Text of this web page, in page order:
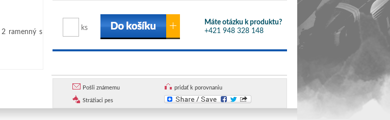
ks
Máte otázku k produktu?
+421 948 328 148
ramenný s
Pošli známemu pridať k porovnaniu
Strážiaci pes